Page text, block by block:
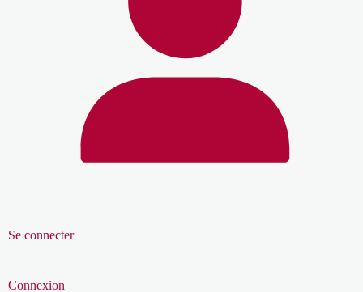
Se connecter
Connexion